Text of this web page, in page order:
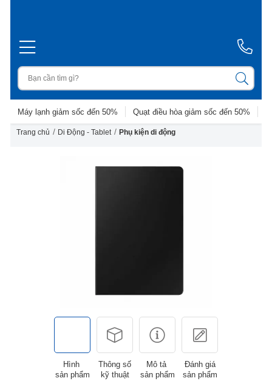
Máy lạnh giảm sốc đến 50% Quạt điều hòa giảm sốc đến 50%
Trang chủ / Di Động - Tablet / Phụ kiện di động
Hình
sản phẩm
Thông số
kỹ thuật
Mô tả
sản phẩm
Đánh giá
sản phẩm